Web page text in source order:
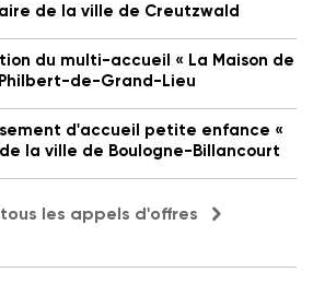
de la ville de Creutzwald
du multi-accueil « La Maison de
de-Grand-Lieu
d'accueil petite enfance «
la ville de Boulogne-Billancourt
les appels d'offres